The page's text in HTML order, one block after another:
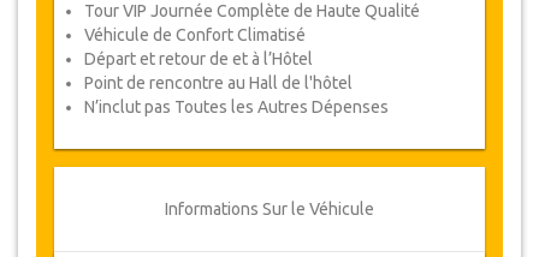
Tour VIP Journée Complète de Haute Qualité
Véhicule de Confort Climatisé
Départ et retour de et à l’Hôtel
Point de rencontre au Hall de l'hôtel
N’inclut pas Toutes les Autres Dépenses
Informations Sur le Véhicule